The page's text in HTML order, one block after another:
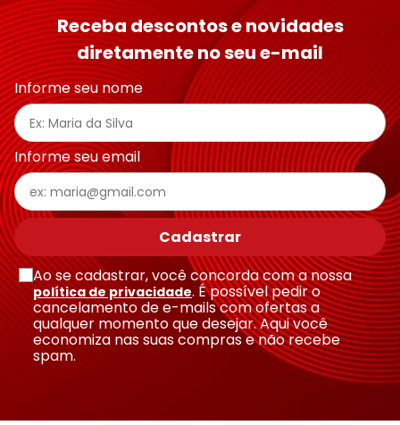
Receba descontos e novidades
diretamente no seu e-mail
Informe seu nome
Informe seu email
Cadastrar
Ao se cadastrar, você concorda com a nossa
política de privacidade. É possível pedir o
cancelamento de e-mails com ofertas a
qualquer momento que desejar. Aqui você
economiza nas suas compras e não recebe
spam.